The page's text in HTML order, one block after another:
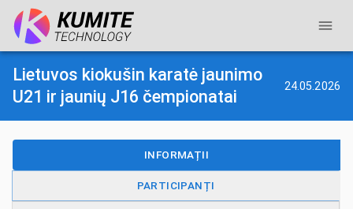
Lietuvos kiokušin karatė jaunimo
U21 ir jaunių J16 čempionatai
24.05.2026
INFORMAȚII
PARTICIPANȚI